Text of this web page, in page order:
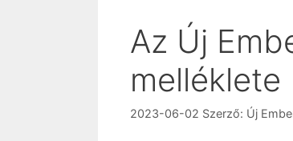
Az Új
melléklete
2023-06-02 Szerző: Új